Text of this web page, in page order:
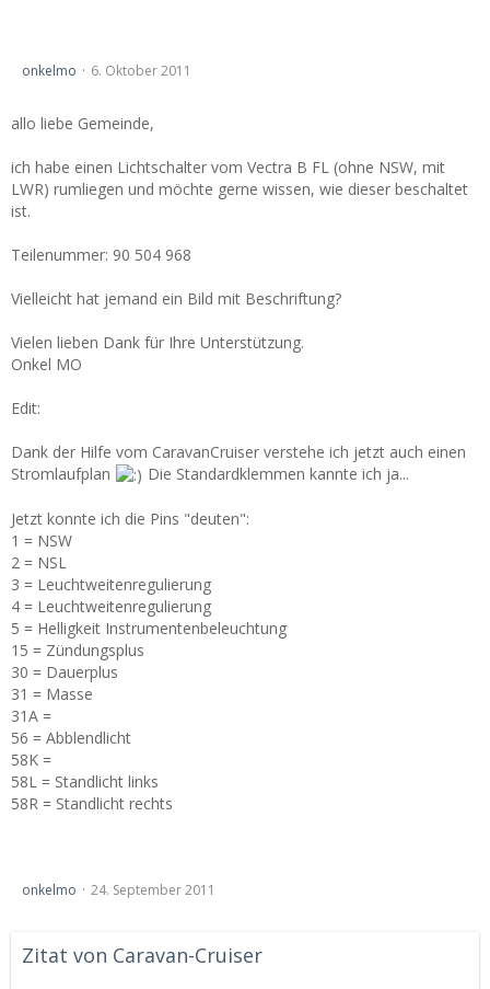
onkelmo 6. Oktober 2011
allo liebe Gemeinde,
ich habe einen Lichtschalter vom Vectra B FL (ohne NSW, mit
LWR) rumliegen und möchte gerne wissen, wie dieser beschaltet
ist.
Teilenummer: 90 504 968
Vielleicht hat jemand ein Bild mit Beschriftung?
Vielen lieben Dank für Ihre Unterstützung.
Onkel MO
Edit:
Dank der Hilfe vom CaravanCruiser verstehe ich jetzt auch einen
Stromlaufplan
Die Standardklemmen kannte ich ja...
Jetzt konnte ich die Pins "deuten":
1 = NSW
2 = NSL
3 = Leuchtweitenregulierung
4 = Leuchtweitenregulierung
5 = Helligkeit Instrumentenbeleuchtung
15 = Zündungsplus
30 = Dauerplus
31 = Masse
31A =
56 = Abblendlicht
58K =
58L = Standlicht links
58R = Standlicht rechts
onkelmo 24. September 2011
Zitat von Caravan-Cruiser